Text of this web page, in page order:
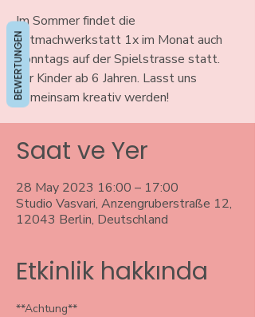
Im Sommer findet die
Mitmachwerkstatt 1x im Monat auch
Sonntags auf der Spielstrasse statt.
Für Kinder ab 6 Jahren. Lasst uns
gemeinsam kreativ werden!
Saat ve Yer
28 May 2023 16:00 – 17:00
Studio Vasvari, Anzengruberstraße 12,
12043 Berlin, Deutschland
Etkinlik hakkında
**Achtung**
BEWERTUNGEN